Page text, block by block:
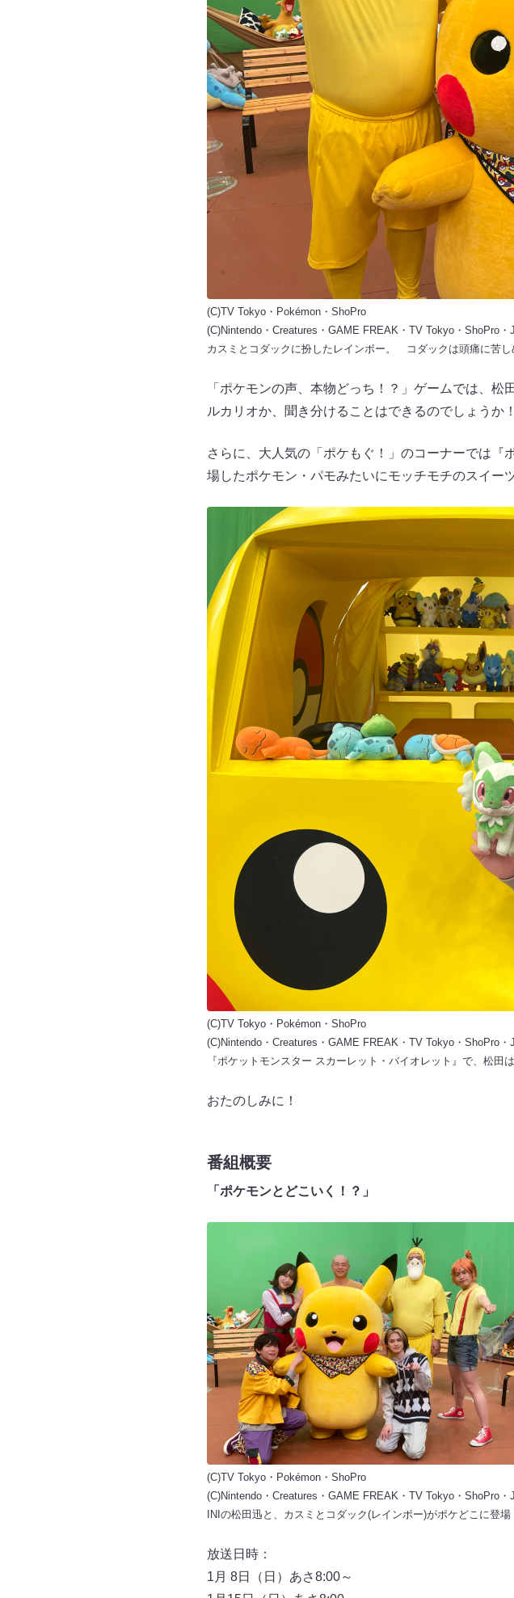
(C)TV Tokyo・Pokémon・ShoPro
(C)Nintendo・Creatures・GAME FREAK・TV Tokyo・ShoPro
カスミとコダックに扮したレインボー。 コダックは頭痛に苦
「ポケモンの声、本物どっち！？」ゲームでは、
ルカリオか、聞き分けることはできるのでしょうか
さらに、大人気の「ポケもぐ！」のコーナーでは
場したポケモン・パモみたいにモッチモチのスイー
(C)TV Tokyo・Pokémon・ShoPro
(C)Nintendo・Creatures・GAME FREAK・TV Tokyo・ShoPro
『ポケットモンスター スカーレット・バイオレット』で、松田
おたのしみに！
番組概要
「ポケモンとどこいく！？」
(C)TV Tokyo・Pokémon・ShoPro
(C)Nintendo・Creatures・GAME FREAK・TV Tokyo・ShoPro
INIの松田迅と、カスミとコダック(レインボー)がポケどこに登場
放送日時：
1月 8日（日）あさ8:00～